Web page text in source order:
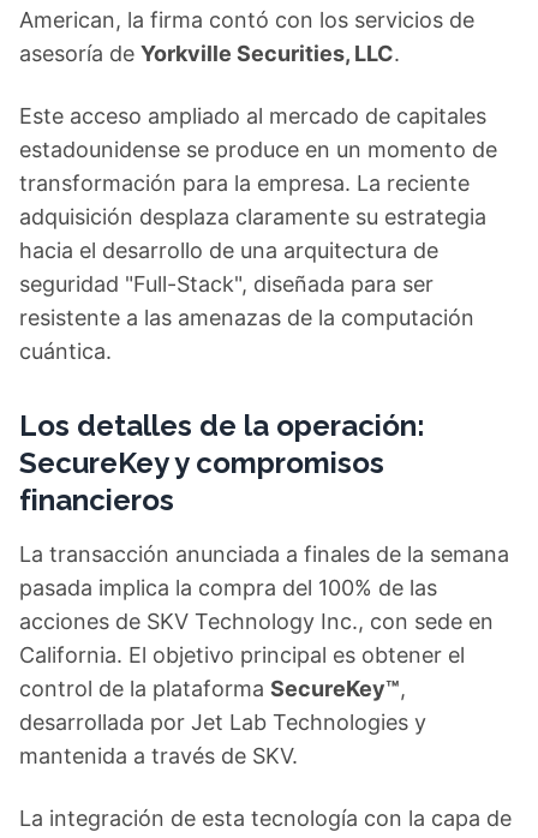
American, la firma contó con los servicios de
asesoría de Yorkville Securities, LLC.
Este acceso ampliado al mercado de capitales
estadounidense se produce en un momento de
transformación para la empresa. La reciente
adquisición desplaza claramente su estrategia
hacia el desarrollo de una arquitectura de
seguridad "Full-Stack", diseñada para ser
resistente a las amenazas de la computación
cuántica.
Los detalles de la operación:
SecureKey y compromisos
financieros
La transacción anunciada a finales de la semana
pasada implica la compra del 100% de las
acciones de SKV Technology Inc., con sede en
California. El objetivo principal es obtener el
control de la plataforma SecureKey™,
desarrollada por Jet Lab Technologies y
mantenida a través de SKV.
La integración de esta tecnología con la capa de